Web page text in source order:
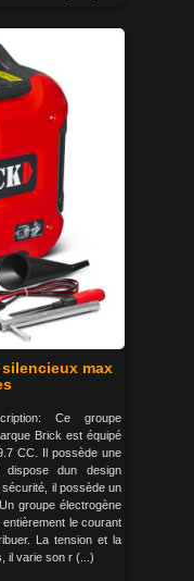
max
Ce groupe
Brick est équipé
CC. Il possède une
dun design
il possède un
groupe électrogène
le courant
La tension et la
il varie son r (...)